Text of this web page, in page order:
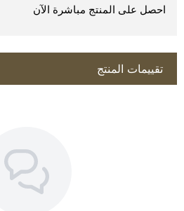
احصل على المنتج مباشرة الآن
اطلب المنتج
تقييمات المنتج